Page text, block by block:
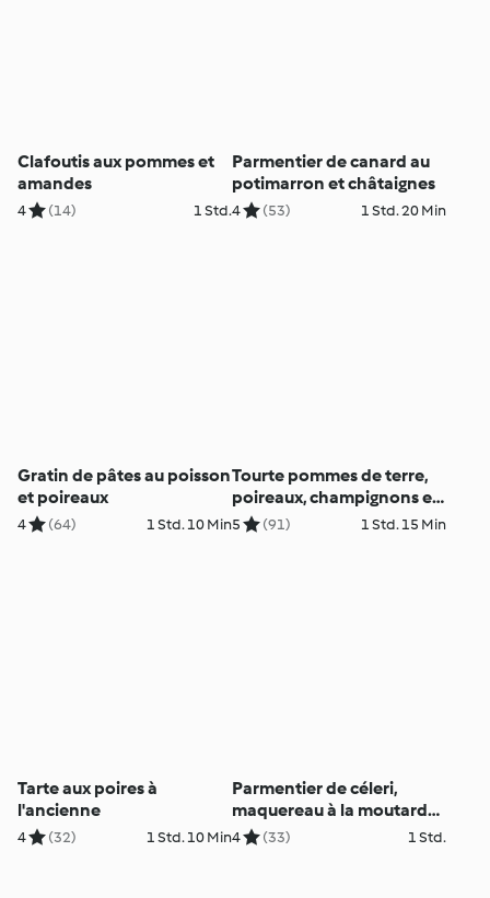
Clafoutis aux pommes et
amandes
4 (14) 1 Std.
Parmentier de canard au
potimarron et châtaignes
4 (53) 1 Std. 20 Min
Gratin de pâtes au poisson
et poireaux
4 (64) 1 Std. 10 Min
Tourte pommes de terre,
poireaux, champignons et
lardons
5 (91) 1 Std. 15 Min
Tarte aux poires à
l'ancienne
4 (32) 1 Std. 10 Min
Parmentier de céleri,
maquereau à la moutarde
par d'Eric Guérin
4 (33) 1 Std.